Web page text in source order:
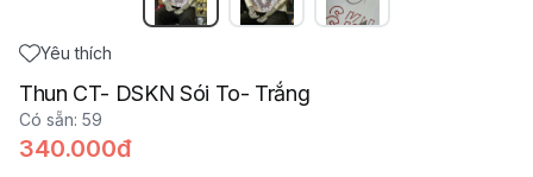
Yêu thích
Thun CT- DSKN Sói To- Trắng
Có sẵn: 59
340.000đ